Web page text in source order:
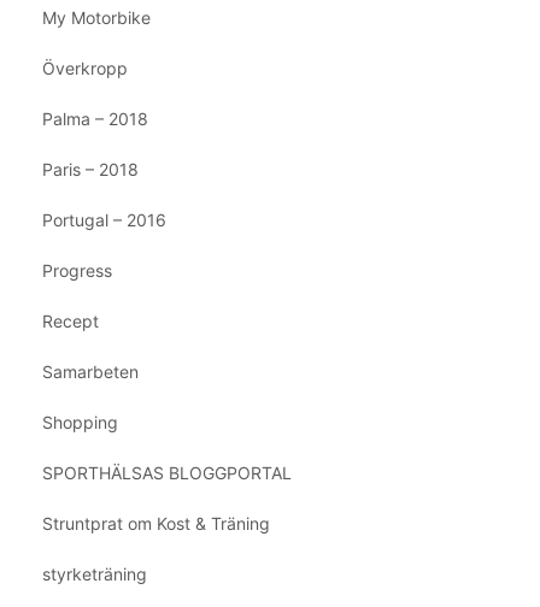
My Motorbike
Överkropp
Palma – 2018
Paris – 2018
Portugal – 2016
Progress
Recept
Samarbeten
Shopping
SPORTHÄLSAS BLOGGPORTAL
Struntprat om Kost & Träning
styrketräning